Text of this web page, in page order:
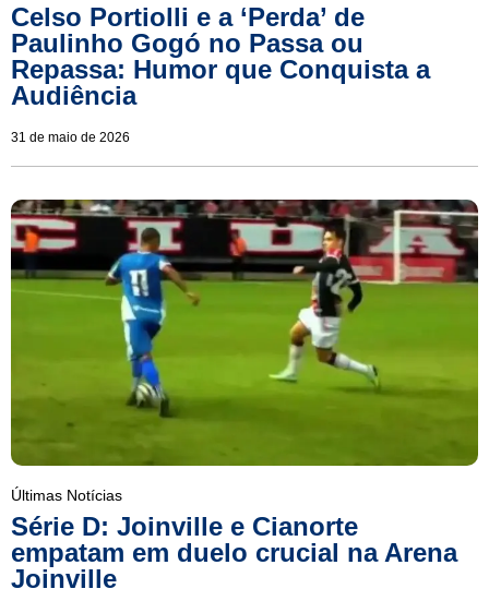
Celso Portiolli e a ‘Perda’ de
Paulinho Gogó no Passa ou
Repassa: Humor que Conquista a
Audiência
31 de maio de 2026
Últimas Notícias
Série D: Joinville e Cianorte
empatam em duelo crucial na Arena
Joinville